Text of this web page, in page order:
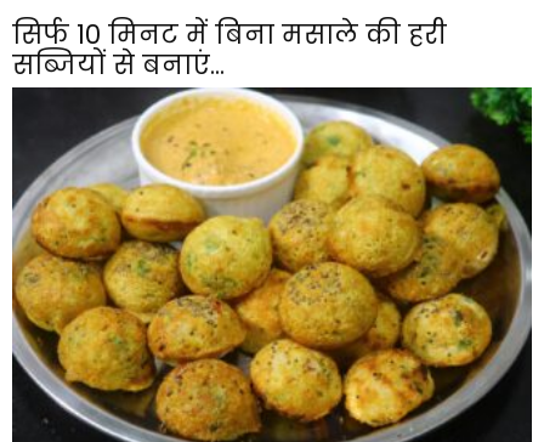
सिर्फ 10 मिनट में बिना मसाले की हरी
सब्जियों से बनाएं...